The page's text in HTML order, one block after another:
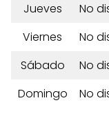
Jueves
No
Viernes
No
Sábado
No
Domingo
No